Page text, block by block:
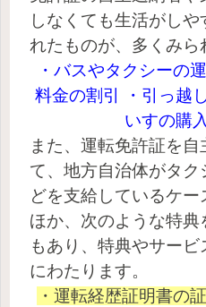
しなくても生活がし
れたものが、多くみら
・バスやタクシーの
料金の割引 ・引っ越
いすの購
また、運転免許証を
て、地方自治体がタ
どを支給しているケー
ほか、次のような特
もあり、特典やサー
にわたります。
・運転経歴証明書の